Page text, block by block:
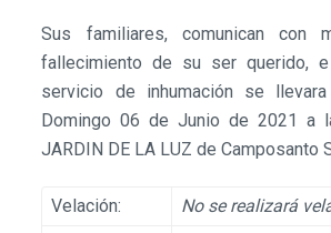
Sus familiares, comunican con
fallecimiento de su ser querido,
servicio de inhumación se
Domingo 06 de Junio de 2021 a
JARDIN DE LA LUZ de Camposanto
Velación:
No se realizará